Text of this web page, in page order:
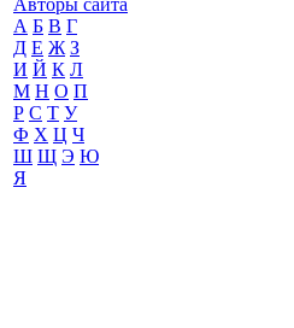
Авторы сайта
А Б В Г
Д Е Ж З
И Й К Л
М Н О П
Р С Т У
Ф Х Ц Ч
Ш Щ Э Ю
Я